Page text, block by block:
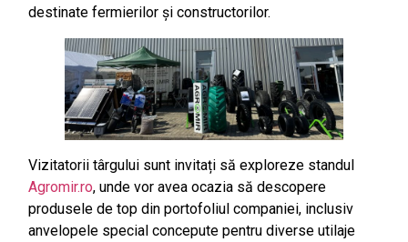
destinate fermierilor și constructorilor.
Vizitatorii târgului sunt invitați să exploreze standul
Agromir.ro, unde vor avea ocazia să descopere
produsele de top din portofoliul companiei, inclusiv
anvelopele special concepute pentru diverse utilaje